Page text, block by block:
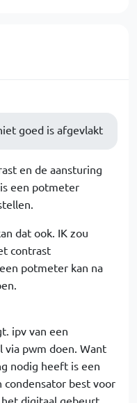
goed is afgevlakt
en de aansturing
een potmeter
dat ook. IK zou
contrast
potmeter kan na
ipv van een
via pwm doen. Want
nodig heeft is een
condensator best voor